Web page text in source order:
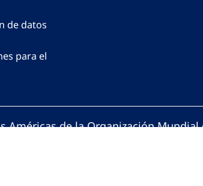
de datos
para el
Américas de la Organización Mundial